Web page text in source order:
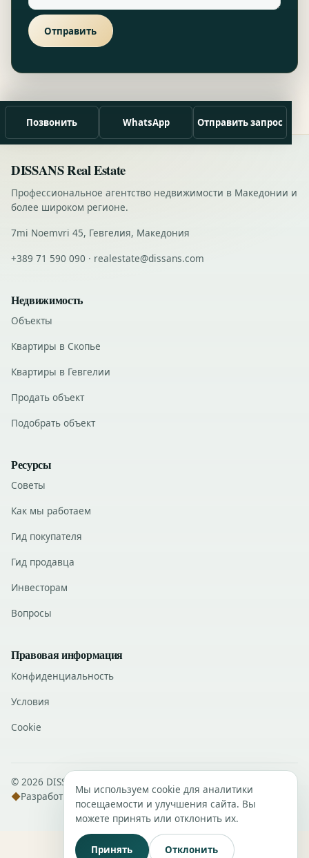
Отправить
Позвонить WhatsApp Отправить запрос
DISSANS Real Estate
Профессиональное агентство недвижимости в Македонии и
более широком регионе.
7mi Noemvri 45, Гевгелия, Македония
+389 71 590 090 · realestate@dissans.com
Недвижимость
Объекты
Квартиры в Скопье
Квартиры в Гевгелии
Продать объект
Подобрать объект
Ресурсы
Советы
Как мы работаем
Гид покупателя
Гид продавца
Инвесторам
Вопросы
Правовая информация
Конфиденциальность
Условия
Cookie
© 2026 DISSANS Real Estate · Все права защищены.
◆Разработка DISSANS Digital
Мы используем cookie для аналитики
посещаемости и улучшения сайта. Вы
можете принять или отклонить их.
Принять Отклонить